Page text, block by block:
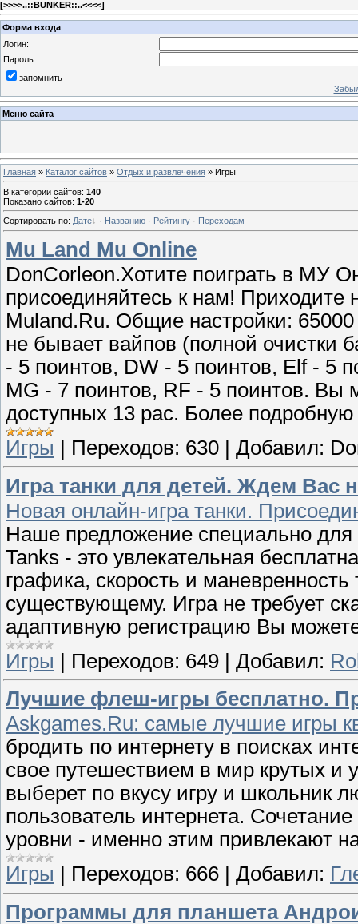
[>>>>..::BUNKER::..<<<<]
Форма входа
Логин:
Пароль:
запомнить
Меню сайта
Главная » Каталог сайтов » Отдых и развлечения » Игры
В категории сайтов: 140
Показано сайтов: 1-20
Сортировать по: Дате · Названию · Рейтингу · Переходам
Mu Land Mu Online
DonCorleon.Хотите поиграть в МУ
присоединяйтесь к нам!
Muland.Ru. Общие настройки:
не бывает вайпов (полной очистки
- 5 поинтов, DW - 5 поинтов, Elf - 5
MG - 7 поинтов, RF - 5 поинтов. Вы
доступных 13 рас. Более
Игры
Переходов: 630 Добавил:
Игра танки для детей. Ждем Вас
Новая онлайн-игра танки.
Наше предложение специально
Tanks - это увлекательная
графика, скорость и
существующему. Игра не требует
адаптивную регистрацию Вы
Игры | Переходов: 649 | Добавил:
Лучшие флеш-игры бесплатно.
Askgames.Ru: самые лучшие игры
бродить по интернету в поисках
свое путешествием в мир крутых и
выберет по вкусу игру и школьник
пользователь интернета.
уровни - именно этим привлекают
Игры
Переходов: 666 Добавил:
Программы для планшета